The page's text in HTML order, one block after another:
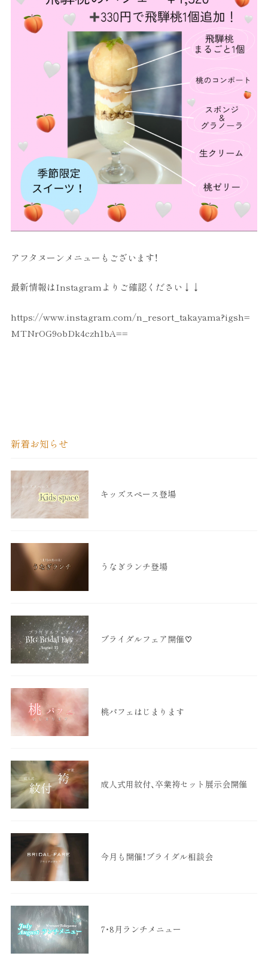
アフタヌーンメニューもございます！
最新情報はInstagramよりご確認ください↓↓
https://www.instagram.com/n_resort_takayama?igsh=
MTNrOG9obDk4czh1bA==
新着お知らせ
キッズスペース登場
うなぎランチ登場
ブライダルフェア開催♡
桃パフェはじまります
成人式用紋付、卒業袴セット展示会開催
今月も開催！ブライダル相談会
7・8月ランチメニュー